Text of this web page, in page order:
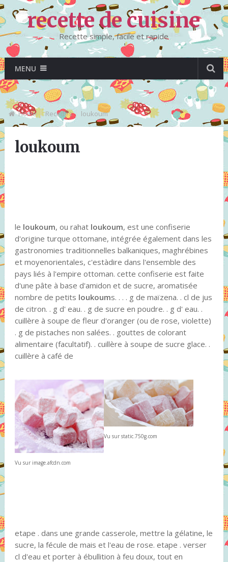
recette de cuisine
Recette simple, facile et rapide
MENU
Home Recettes loukoum
loukoum
le loukoum, ou rahat loukoum, est une confiserie
d'origine turque ottomane, intégrée également dans les
gastronomies traditionnelles balkaniques, maghrébines
et moyenorientales, c'estàdire dans l'ensemble des
pays liés à l'empire ottoman. cette confiserie est faite
d'une pâte à base d'amidon et de sucre, aromatisée
nombre de petits loukoums. . . . g de maïzena. . cl de jus
de citron. . g d' eau. . g de sucre en poudre. . g d' eau. .
cuillère à soupe de fleur d'oranger (ou de rose, violette)
. g de pistaches non salées. . gouttes de colorant
alimentaire (facultatif). . cuillère à soupe de sucre glace. .
cuillère à café de
Vu sur image.afcdn.com
Vu sur static.750g.com
etape . dans une grande casserole, mettre la gélatine, le
sucre, la fécule de mais et l'eau de rose. etape . verser
cl d'eau et porter à ébullition à feu doux, tout en